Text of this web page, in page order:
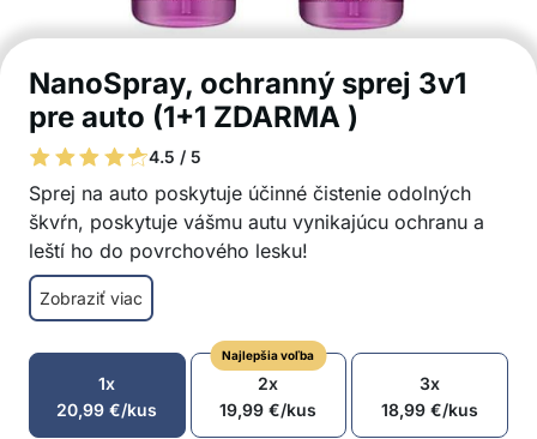
NanoSpray, ochranný sprej 3v1
pre auto (1+1 ZDARMA )
4.5 / 5
Sprej na auto poskytuje účinné čistenie odolných
škvŕn, poskytuje vášmu autu vynikajúcu ochranu a
leští ho do povrchového lesku!
Umývanie auta bez vody – postriekajte a utrite
handričkou
Dokonale odstraňuje odolnú špinu, muchy,
blato, mastnotu a prach
Automatický náter tvorí ochrannú vrstvu
Leštenie automobilov – poskytuje a obnovuje
Zobraziť viac
1x
20,99€/kus
Najlepšia voľba
2x
19,99€/kus
3x
18,99€/kus